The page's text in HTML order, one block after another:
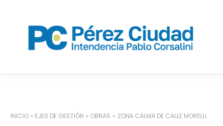
contenido
INICIO EJES DE GESTIÓN OBRAS ZONA CALMA DE CALLE MORELLI